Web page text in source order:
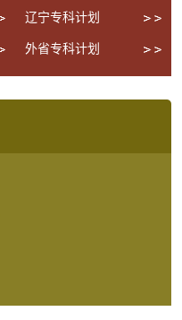
辽宁专科计划
外省专科计划